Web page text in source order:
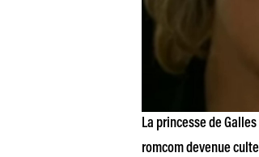
La princesse de
romcom devenue